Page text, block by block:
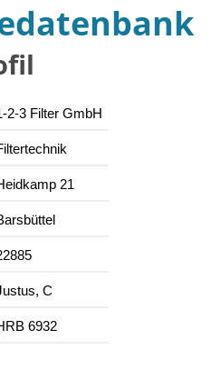
2-3 Filter GmbH
21
C
6932